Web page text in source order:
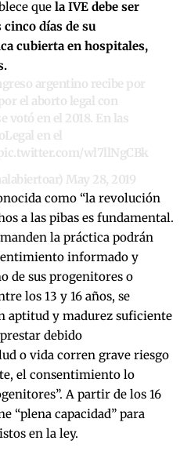
que la IVE debe ser
días de su
cubierta en hospitales,
argentino recibe por
el aborto legal con
votó en el 2018. En las
en el
wl7llNgCBk
May 28, 2019
como “la revolución
a las pibas es fundamental.
la práctica podrán
informado y
de sus progenitores o
los 13 y 16 años, se
aptitud y madurez suficiente
debido
o vida corren grave riesgo
el consentimiento lo
A partir de los 16
“plena capacidad” para
en la ley.